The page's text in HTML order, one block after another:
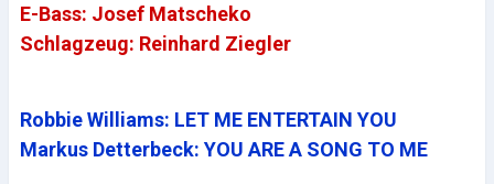
E-Bass: Josef Matscheko
Schlagzeug: Reinhard Ziegler
Robbie Williams: LET ME ENTERTAIN YOU
Markus Detterbeck: YOU ARE A SONG TO ME